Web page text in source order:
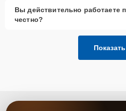
Вы действительно работаете
честно?
Показать